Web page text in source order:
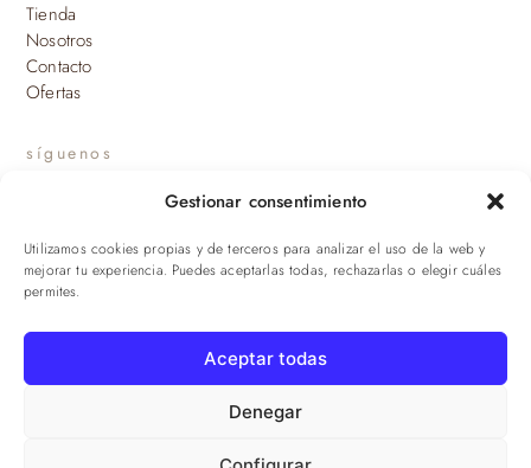
Gestionar consentimiento
Utilizamos cookies propias y de terceros para analizar el uso de la web y
mejorar tu experiencia. Puedes aceptarlas todas, rechazarlas o elegir cuáles
permites.
Aceptar todas
Denegar
Tienda
Nosotros
Contacto
Ofertas
síguenos
suscríbete a nuestras novedades
© 2026 Viandas de la Sierra · Damaroca Ibéricos S.L. · B-90471293 ·